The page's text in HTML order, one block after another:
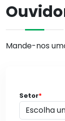
Mande-nos
Setor*